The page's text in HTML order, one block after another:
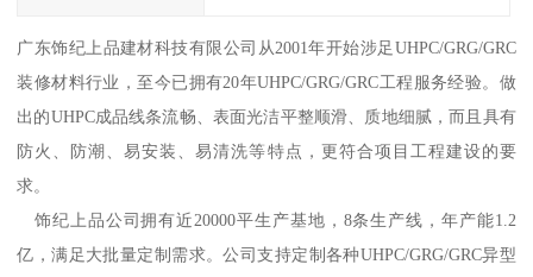
广东饰纪上品建材科技有限公司从2001年开始涉足UHPC/GRG/GRC
装修材料行业，至今已拥有20年UHPC/GRG/GRC工程服务经验。做
出的UHPC成品线条流畅、表面光洁平整顺滑、质地细腻，而且具有
防火、防潮、易安装、易清洗等特点，更符合项目工程建设的要
求。
饰纪上品公司拥有近20000平生产基地，8条生产线，年产能1.2
亿，满足大批量定制需求。公司支持定制各种UHPC/GRG/GRC异型